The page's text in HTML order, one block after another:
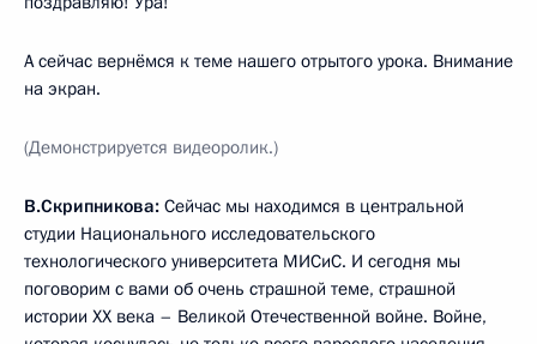
А сейчас вернёмся к теме нашего отрытого урока. Внимание
на экран.
(Демонстрируется видеоролик.)
В.Скрипникова: Сейчас мы находимся в центральной
студии Национального исследовательского
технологического университета МИСиС. И сегодня мы
поговорим с вами об очень страшной теме, страшной
истории XX века – Великой Отечественной войне. Войне,